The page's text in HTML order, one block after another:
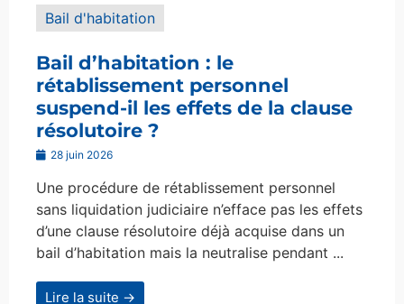
Bail d'habitation
Bail d’habitation : le
rétablissement personnel
suspend-il les effets de la clause
résolutoire ?
28 juin 2026
Une procédure de rétablissement personnel
sans liquidation judiciaire n’efface pas les effets
d’une clause résolutoire déjà acquise dans un
bail d’habitation mais la neutralise pendant ...
Lire la suite →